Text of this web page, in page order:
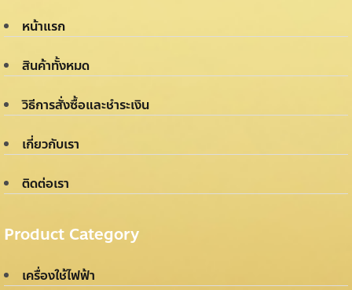
หน้าแรก
สินค้าทั้งหมด
วิธีการสั่งซื้อและชำระเงิน
เกี่ยวกับเรา
ติดต่อเรา
Product Category
เครื่องใช้ไฟฟ้า